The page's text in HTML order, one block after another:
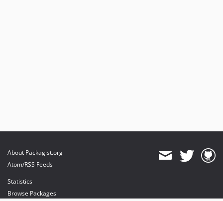
About Packagist.org
Atom/RSS Feeds
Statistics
Browse Packages